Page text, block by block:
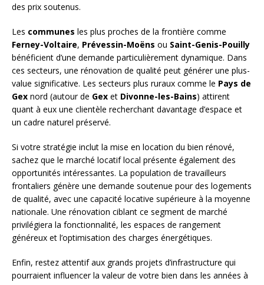
des prix soutenus.
Les communes les plus proches de la frontière comme
Ferney-Voltaire, Prévessin-Moëns ou Saint-Genis-Pouilly
bénéficient d’une demande particulièrement dynamique. Dans
ces secteurs, une rénovation de qualité peut générer une plus-
value significative. Les secteurs plus ruraux comme le Pays de
Gex nord (autour de Gex et Divonne-les-Bains) attirent
quant à eux une clientèle recherchant davantage d’espace et
un cadre naturel préservé.
Si votre stratégie inclut la mise en location du bien rénové,
sachez que le marché locatif local présente également des
opportunités intéressantes. La population de travailleurs
frontaliers génère une demande soutenue pour des logements
de qualité, avec une capacité locative supérieure à la moyenne
nationale. Une rénovation ciblant ce segment de marché
privilégiera la fonctionnalité, les espaces de rangement
généreux et l’optimisation des charges énergétiques.
Enfin, restez attentif aux grands projets d’infrastructure qui
pourraient influencer la valeur de votre bien dans les années à